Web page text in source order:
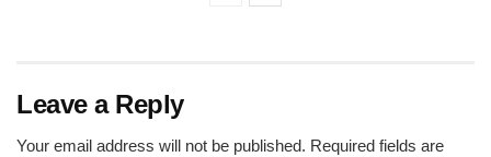
Leave a Reply
Your email address will not be published. Required fields are